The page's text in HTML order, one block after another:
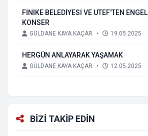
FİNİKE BELEDİYESİ VE UTEF'TEN
KONSER
GÜLDANE KAYA KAÇAR • 19.05.2025
HERGÜN ANLAYARAK YAŞAMAK
GÜLDANE KAYA KAÇAR • 12.05.2025
BİZİ TAKİP EDİN